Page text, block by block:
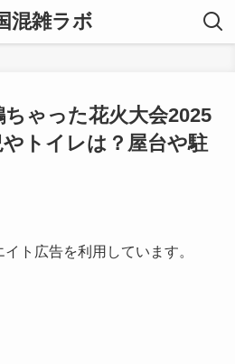
混雑ラボ
ゃった花火大会2025
トイレは？屋台や駐
ト広告を利用しています。